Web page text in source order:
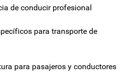
de conducir profesional
para transporte de
para pasajeros y conductores